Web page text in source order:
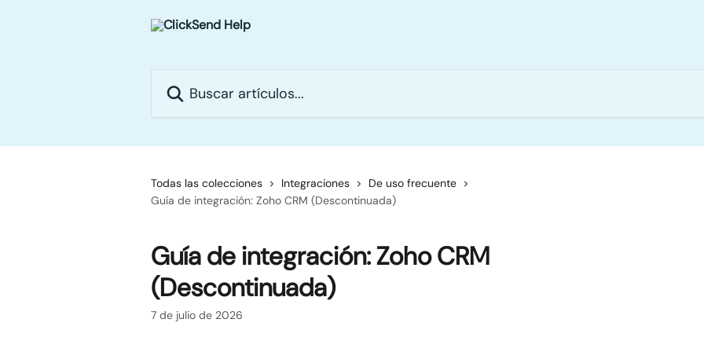
Todas las colecciones Integraciones
De uso frecuente
Guía de integración: Zoho CRM (Descontinuada)
Guía de integración: Zoho CRM
(Descontinuada)
7 de julio de 2026